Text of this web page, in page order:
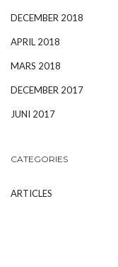
DECEMBER 2018
APRIL 2018
MARS 2018
DECEMBER 2017
JUNI 2017
CATEGORIES
ARTICLES